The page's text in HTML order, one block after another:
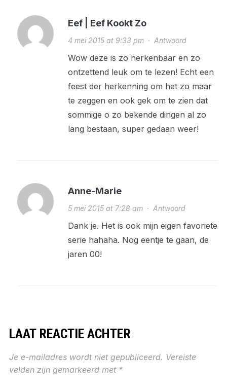
Eef | Eef Kookt Zo
4 mei 2015 at 9:33 pm· Antwoord
Wow deze is zo herkenbaar en zo
ontzettend leuk om te lezen! Echt een
feest der herkenning om het zo maar
te zeggen en ook gek om te zien dat
sommige o zo bekende dingen al zo
lang bestaan, super gedaan weer!
Anne-Marie
5 mei 2015 at 7:28 am· Antwoord
Dank je. Het is ook mijn eigen favoriete
serie hahaha. Nog eentje te gaan, de
jaren 00!
LAAT REACTIE ACHTER
Je e-mailadres wordt niet gepubliceerd. Vereiste
velden zijn gemarkeerd met *